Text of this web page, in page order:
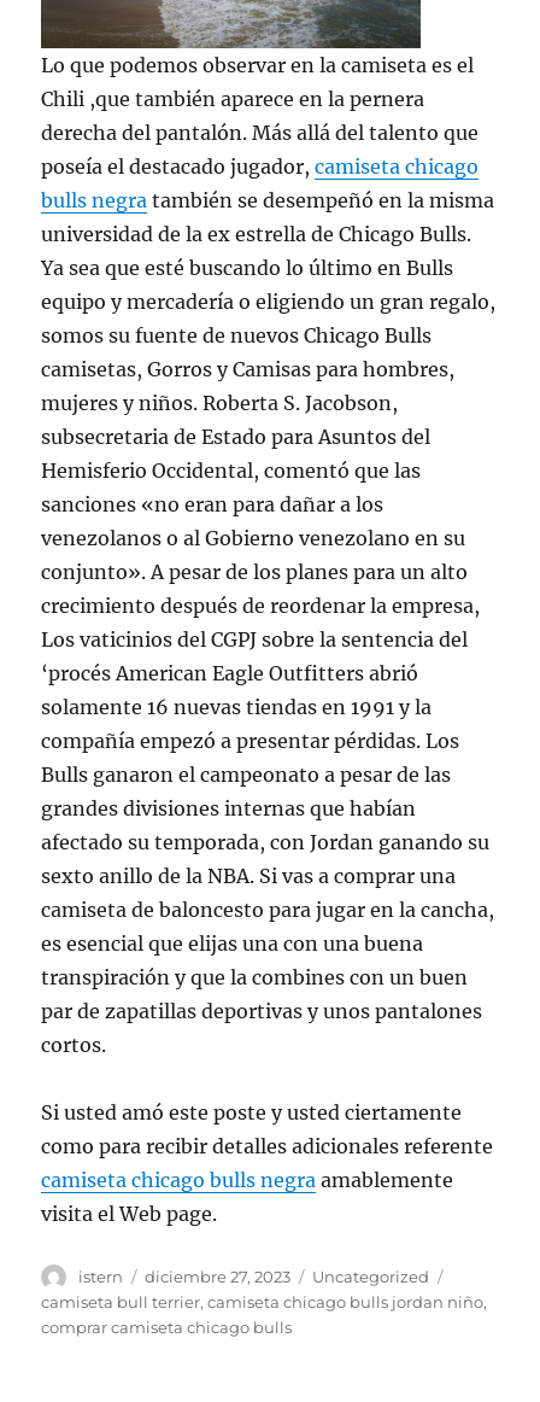
Lo que podemos observar en la camiseta es el
Chili ,que también aparece en la pernera
derecha del pantalón. Más allá del talento que
poseía el destacado jugador,camiseta chicago
bulls negra también se desempeñó en la misma
universidad de la ex estrella de Chicago Bulls.
Ya sea que esté buscando lo último en Bulls
equipo y mercadería o eligiendo un gran regalo,
somos su fuente de nuevos Chicago Bulls
camisetas, Gorros y Camisas para hombres,
mujeres y niños. Roberta S. Jacobson,
subsecretaria de Estado para Asuntos del
Hemisferio Occidental, comentó que las
sanciones «no eran para dañar a los
venezolanos o al Gobierno venezolano en su
conjunto». A pesar de los planes para un alto
crecimiento después de reordenar la empresa,
Los vaticinios del CGPJ sobre la sentencia del
‘procés American Eagle Outfitters abrió
solamente 16 nuevas tiendas en 1991 y la
compañía empezó a presentar pérdidas. Los
Bulls ganaron el campeonato a pesar de las
grandes divisiones internas que habían
afectado su temporada, con Jordan ganando su
sexto anillo de la NBA. Si vas a comprar una
camiseta de baloncesto para jugar en la cancha,
es esencial que elijas una con una buena
transpiración y que la combines con un buen
par de zapatillas deportivas y unos pantalones
cortos.
Si usted amó este poste y usted ciertamente
como para recibir detalles adicionales referente
camiseta chicago bulls negra amablemente
visita el Web page.
Autor
istern
Publicado
el
diciembre 27, 2023 Categorías
Uncategorized
camiseta bull terrier,camiseta chicago bulls jordan niño,
comprar camiseta chicago bulls